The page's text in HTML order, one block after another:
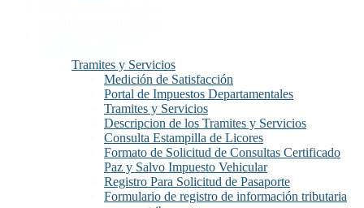
Tramites y Servicios
Medición de Satisfacción
Portal de Impuestos Departamentales
Tramites y Servicios
Descripcion de los Tramites y Servicios
Consulta Estampilla de Licores
Formato de Solicitud de Consultas Certificado
Paz y Salvo Impuesto Vehicular
Registro Para Solicitud de Pasaporte
Formulario de registro de información tributaria